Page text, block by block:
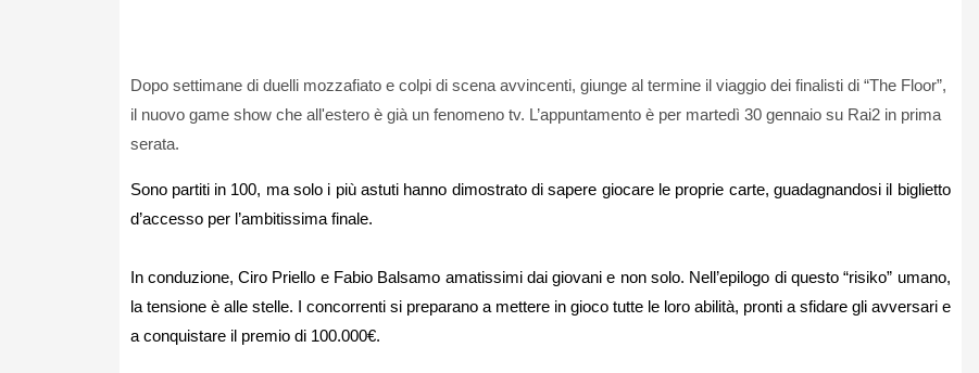
Dopo settimane di duelli mozzafiato e colpi di scena avvincenti, giunge al termine il viaggio dei finalisti di “The Floor”,
il nuovo game show che all'estero è già un fenomeno tv. L’appuntamento è per martedì 30 gennaio su Rai2 in prima
serata.
Sono partiti in 100, ma solo i più astuti hanno dimostrato di sapere giocare le proprie carte, guadagnandosi il biglietto
d’accesso per l’ambitissima finale.
In conduzione, Ciro Priello e Fabio Balsamo amatissimi dai giovani e non solo. Nell’epilogo di questo “risiko” umano,
la tensione è alle stelle. I concorrenti si preparano a mettere in gioco tutte le loro abilità, pronti a sfidare gli avversari e
a conquistare il premio di 100.000€.